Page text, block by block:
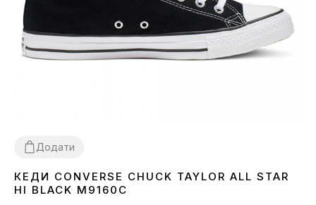
Додати
36373839 40 41424344
КЕДИ CONVERSE CHUCK TAYLOR ALL STAR
HI BLACK M9160C